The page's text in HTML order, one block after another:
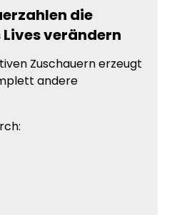
die
verändern
Zuschauern erzeugt
andere